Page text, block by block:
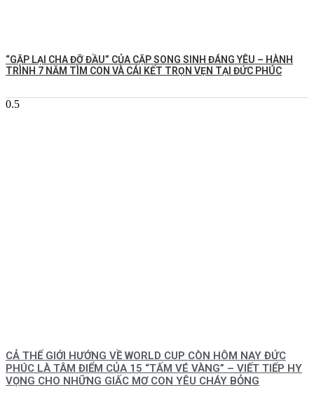
️“GẶP LẠI CHA ĐỠ ĐẦU” CỦA CẶP SONG SINH ĐÁNG YÊU – HÀNH
TRÌNH 7 NĂM TÌM CON VÀ CÁI KẾT TRỌN VẸN TẠI ĐỨC PHÚC
CẢ THẾ GIỚI HƯỚNG VỀ WORLD CUP CÒN HÔM NAY ĐỨC
PHÚC LÀ TÂM ĐIỂM CỦA 15 “TẤM VÉ VÀNG” – VIẾT TIẾP HY
VỌNG CHO NHỮNG GIẤC MƠ CON YÊU CHÁY BỎNG